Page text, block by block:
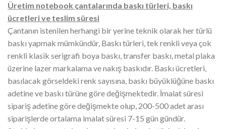
Üretim notebook çantalarında baskı türleri, baskı
ücretleri ve teslim süresi
Çantanın istenilen herhangi bir yerine teknik olarak her türlü
baskı yapmak mümkündür, Baskı türleri, tek renkli veya çok
renkli klasik serigrafi boya baskı, transfer baskı, metal plaka
üzerine lazer markalama ve nakış baskıdır. Baskı ücretleri,
basılacak görseldeki renk sayısına, baskı büyüklüğüne baskı
adetine ve baskı türüne göre değişmektedir. İmalat süresi
sipariş adetine göre değişmekte olup, 200-500 adet arası
siparişlerde ortalama imalat süresi 7-15 gün gündür.